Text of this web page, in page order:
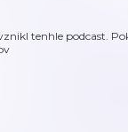
tenhle podcast.